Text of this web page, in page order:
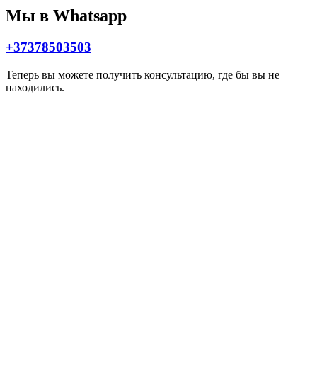
Мы в Whatsapp
+37378503503
Теперь вы можете получить консультацию, где бы вы не
находились.